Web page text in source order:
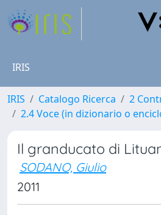
IRIS
IRIS Catalogo Ricerca
2
2.4 Voce (in dizionario o
Il granducato di
SODANO, Giulio
2011